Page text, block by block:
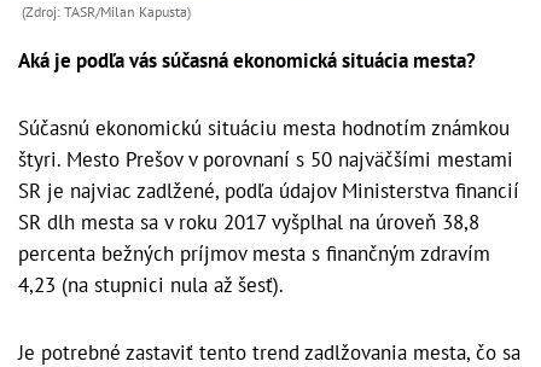
(Zdroj: TASR/Milan Kapusta)
Aká je podľa vás súčasná ekonomická situácia mesta?
Súčasnú ekonomickú situáciu mesta hodnotím známkou
štyri. Mesto Prešov v porovnaní s 50 najväčšími mestami
SR je najviac zadlžené, podľa údajov Ministerstva financií
SR dlh mesta sa v roku 2017 vyšplhal na úroveň 38,8
percenta bežných príjmov mesta s finančným zdravím
4,23 (na stupnici nula až šesť).
Je potrebné zastaviť tento trend zadlžovania mesta, čo sa